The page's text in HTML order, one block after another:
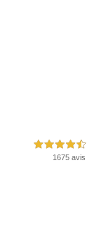
4,5 étoiles sur 5
1675 avis